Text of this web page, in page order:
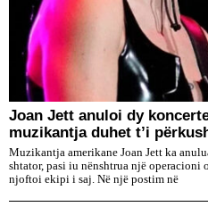
Joan Jett anuloi dy
muzikantja duhet t’i
Muzikantja amerikane Joan Jett ka
shtator, pasi iu nënshtrua një operacioni
njoftoi ekipi i saj. Në një postim në